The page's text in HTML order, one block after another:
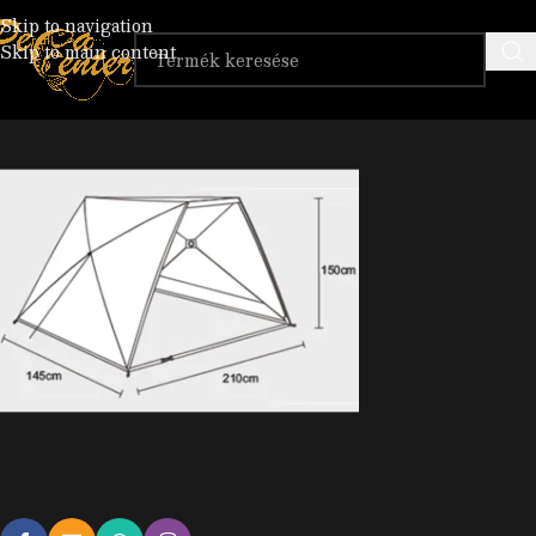
Skip to navigation
Skip to main content